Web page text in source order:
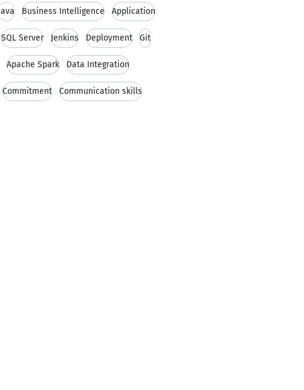
Business Intelligence Application
SQL Server Jenkins Deployment Git
Apache Spark Data Integration
Commitment Communication skills